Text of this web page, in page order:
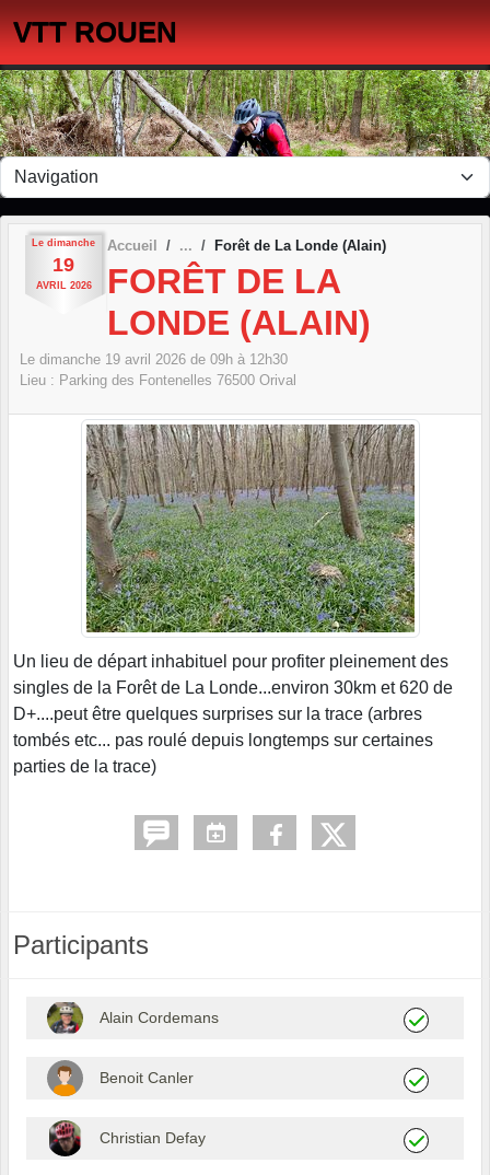
VTT ROUEN
Le dimanche
19
AVRIL 2026
Accueil Forêt de La Londe (Alain)
FORÊT DE LA
LONDE (ALAIN)
Le dimanche 19 avril 2026 de 09h à 12h30
Lieu : Parking des Fontenelles 76500 Orival
Un lieu de départ inhabituel pour profiter pleinement des
singles de la Forêt de La Londe...environ 30km et 620 de
D+....peut être quelques surprises sur la trace (arbres
tombés etc... pas roulé depuis longtemps sur certaines
parties de la trace)
Participants
Alain Cordemans
Benoit Canler
Christian Defay